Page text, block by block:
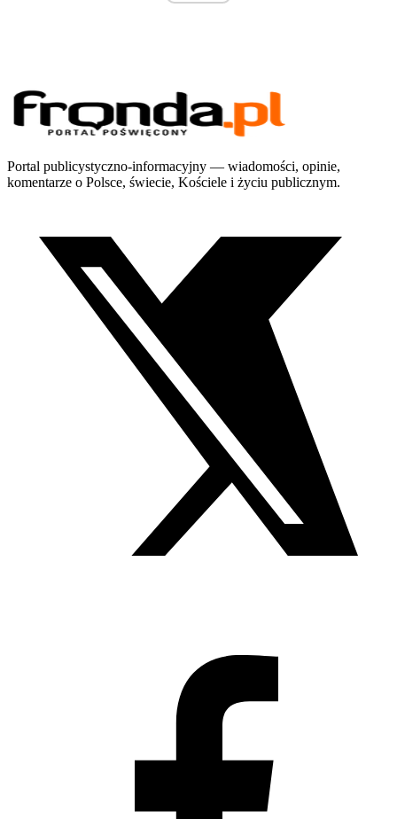
Portal publicystyczno-informacyjny — wiadomości, opinie,
komentarze o Polsce, świecie, Kościele i życiu publicznym.